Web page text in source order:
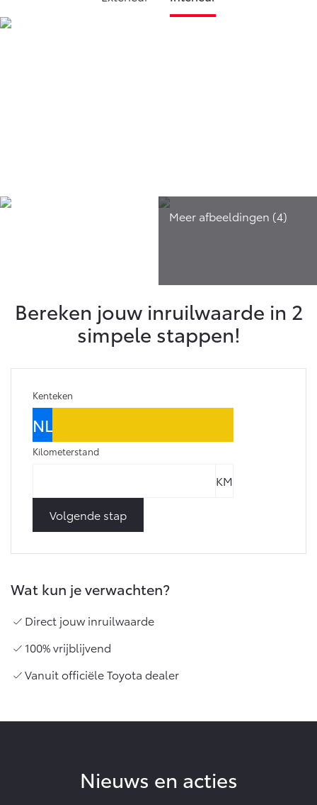
Bereken jouw inruilwaarde in 2
simpele stappen!
Kenteken
Kilometerstand
Volgende stap
Wat kun je verwachten?
Direct jouw inruilwaarde
100% vrijblijvend
Vanuit officiële Toyota dealer
Nieuws en acties